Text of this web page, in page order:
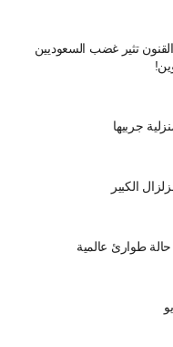
تثير غضب السعوديين
الكبير
طوارئ عالمية